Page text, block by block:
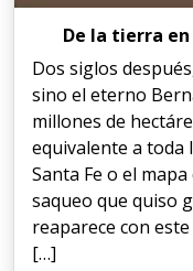
De la tierra
Dos siglos
sino el eterno
millones de
equivalente a toda
Santa Fe o el
saqueo que quiso
reaparece con
[…]